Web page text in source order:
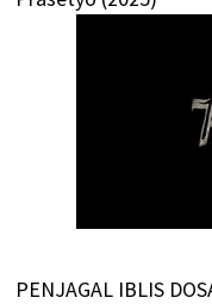
PENJAGAL IBLIS